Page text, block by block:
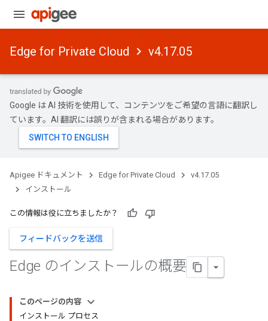
Edge for Private Cloud v4.17.05
Google は AI 技術を使用して、コンテンツをご希望の言語に翻訳し
ています。AI 翻訳には誤りが含まれる場合があります。
Apigee ドキュメント Edge for Private Cloud
v4.17.05
インストール
この情報は役に立ちましたか？
フィードバックを送信
Edge のインストールの概要
このページの内容
インストール プロセス